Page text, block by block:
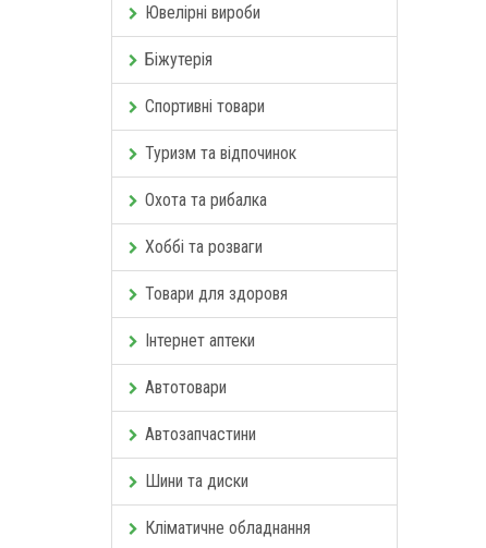
Ювелірні вироби
Біжутерія
Спортивні товари
Туризм та відпочинок
Охота та рибалка
Хоббі та розваги
Товари для здоровя
Інтернет аптеки
Автотовари
Автозапчастини
Шини та диски
Кліматичне обладнання